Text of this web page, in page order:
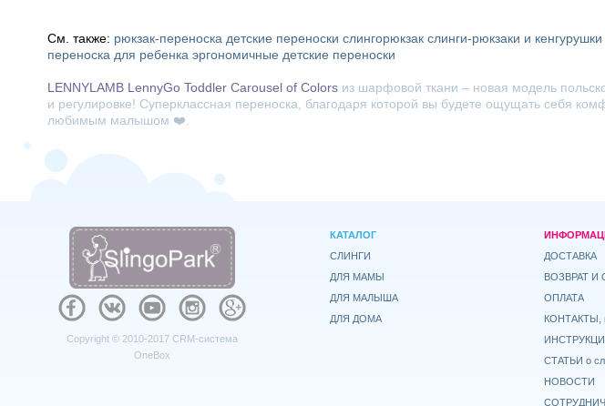
См. также: рюкзак-переноска детские переноски слингорюкзак слинги-рюкзаки и кенгурушки
переноска для ребенка эргономичные детские переноски
LENNYLAMB LennyGo Toddler Carousel of Colors из шарфовой ткани – новая модель
и регулировке! Суперклассная переноска, благодаря которой вы будете ощущать себя
любимым малышом ❤️.
Copyright © 2010-2017 CRM-система
OneBox
КАТАЛОГ
СЛИНГИ
ДЛЯ МАМЫ
ДЛЯ МАЛЫША
ДЛЯ ДОМА
ДОСТАВКА
ВОЗВРАТ И
ОПЛАТА
КОНТАКТЫ,
СТАТЬИ о
НОВОСТИ